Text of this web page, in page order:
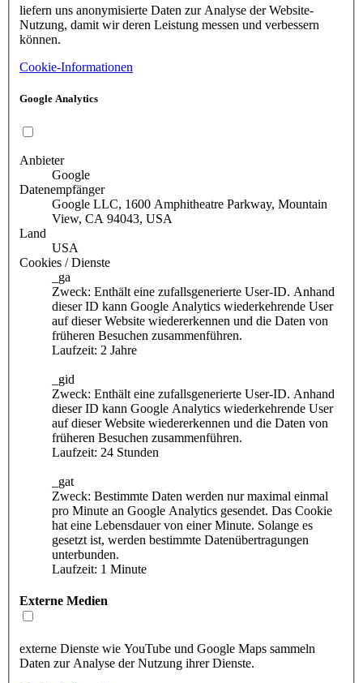
liefern uns anonymisierte Daten zur Analyse der Website-
Nutzung, damit wir deren Leistung messen und verbessern
können.
Cookie-Informationen
Google Analytics
Anbieter
Google
Datenempfänger
Google LLC, 1600 Amphitheatre Parkway, Mountain
View, CA 94043, USA
Land
USA
Cookies / Dienste
_ga
Zweck: Enthält eine zufallsgenerierte User-ID. Anhand
dieser ID kann Google Analytics wiederkehrende User
auf dieser Website wiedererkennen und die Daten von
früheren Besuchen zusammenführen.
Laufzeit: 2 Jahre
_gid
Zweck: Enthält eine zufallsgenerierte User-ID. Anhand
dieser ID kann Google Analytics wiederkehrende User
auf dieser Website wiedererkennen und die Daten von
früheren Besuchen zusammenführen.
Laufzeit: 24 Stunden
_gat
Zweck: Bestimmte Daten werden nur maximal einmal
pro Minute an Google Analytics gesendet. Das Cookie
hat eine Lebensdauer von einer Minute. Solange es
gesetzt ist, werden bestimmte Datenübertragungen
unterbunden.
Laufzeit: 1 Minute
Externe Medien
externe Dienste wie YouTube und Google Maps sammeln
Daten zur Analyse der Nutzung ihrer Dienste.